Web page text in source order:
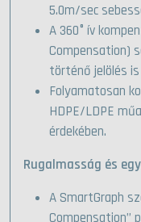
5.0m/sec
A 360° ív
Compensation)
történő jelölés
Folyamatosan
HDPE/LDPE
érdekében.
Rugalmasság és
A SmartGraph
Compensation”